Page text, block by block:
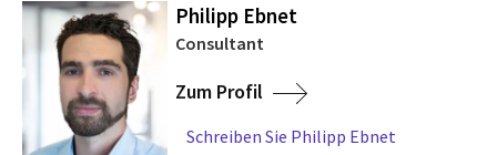
Philipp Ebnet
Consultant
Zum Profil
Schreiben Sie Philipp Ebnet